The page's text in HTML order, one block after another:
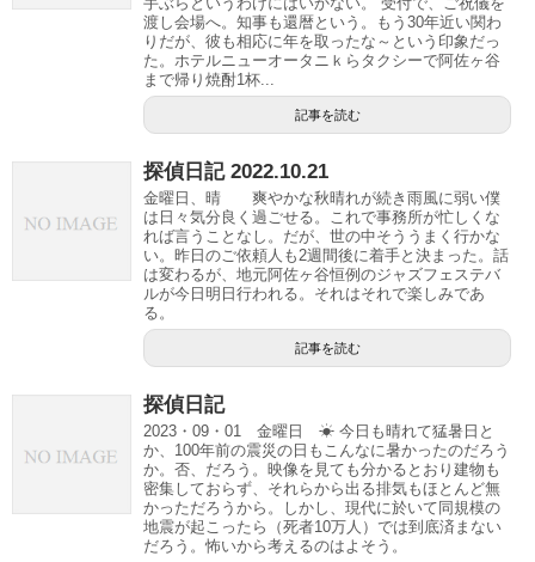
渡し会場へ。知事も還暦という。もう30年近い関わ
りだが、彼も相応に年を取ったな～という印象だっ
た。ホテルニューオータニｋらタクシーで阿佐ヶ谷
まで帰り焼酎1杯...
記事を読む
探偵日記 2022.10.21
金曜日、晴 爽やかな秋晴れが続き雨風に弱い僕
は日々気分良く過ごせる。これで事務所が忙しくな
れば言うことなし。だが、世の中そううまく行かな
い。昨日のご依頼人も2週間後に着手と決まった。話
は変わるが、地元阿佐ヶ谷恒例のジャズフェステバ
ルが今日明日行われる。それはそれで楽しみであ
る。
記事を読む
探偵日記
2023・09・01 金曜日 ☀ 今日も晴れて猛暑日と
か、100年前の震災の日もこんなに暑かったのだろう
か。否、だろう。映像を見ても分かるとおり建物も
密集しておらず、それらから出る排気もほとんど無
かっただろうから。しかし、現代に於いて同規模の
地震が起こったら（死者10万人）では到底済まない
だろう。怖いから考えるのはよそう。